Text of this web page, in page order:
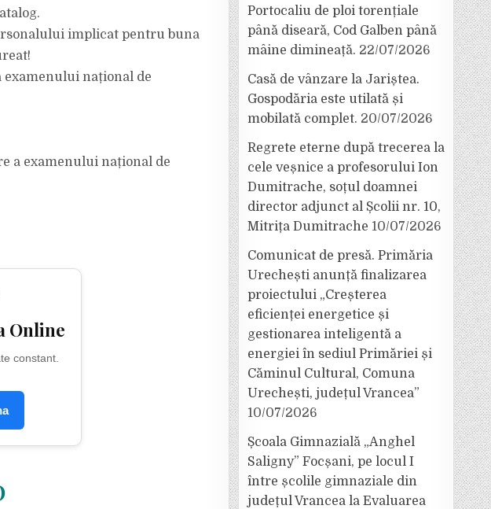
implicat pentru buna
examenului național de
a examenului național de
Online
constant.
Portocaliu de ploi torențiale
până diseară, Cod Galben până
mâine dimineață. 22/07/2026
Casă de vânzare la Jariștea.
Gospodăria este utilată și
mobilată complet. 20/07/2026
Regrete eterne după trecerea la
cele veșnice a profesorului Ion
Dumitrache, soțul doamnei
director adjunct al Școlii nr. 10,
Mitrița Dumitrache 10/07/2026
Comunicat de presă. Primăria
Urechești anunță finalizarea
proiectului „Creșterea
eficienței energetice și
gestionarea inteligentă a
energiei în sediul Primăriei și
Căminul Cultural, Comuna
Urechești, județul Vrancea”
10/07/2026
Școala Gimnazială „Anghel
Saligny” Focșani, pe locul I
între școlile gimnaziale din
județul Vrancea la Evaluarea